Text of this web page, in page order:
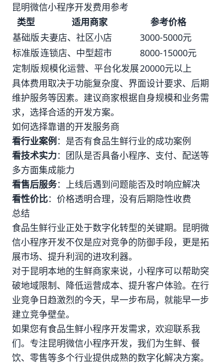
昆明微信小程序开发费用参考
类型
适用商家
参考价格
基础版夫妻店、社区小店
3000-5000元
标准版连锁店、中型超市
8000-15000元
定制版规模化运营、平台化发展20000元以上
具体费用取决于功能复杂度、界面设计要求、后期
维护服务等因素。建议商家根据自身规模和业务需
求，选择合适的开发方案。
如何选择靠谱的开发服务商
看行业案例 ：是否有食品生鲜行业的成功案例
看技术实力：团队是否具备小程序、支付、配送等
多方面集成能力
看售后服务：上线后遇到问题能否及时响应解决
看性价比：价格透明合理，没有后期隐性收费
总结
食品生鲜行业正处于数字化转型的关键期。昆明微
信小程序开发不仅是应对竞争的防御手段，更是拓
展市场、提升利润的进攻利器。
对于昆明本地的生鲜商家来说，小程序可以帮助突
破地域限制、降低运营成本、提升客户体验。在行
业竞争日趋激烈的今天，早一步布局，就能早一步
建立竞争壁垒。
如果您有食品生鲜小程序开发需求，欢迎联系我
们。专注昆明微信小程序开发，我们为生鲜、餐
饮、零售等多个行业提供成熟的数字化解决方案。